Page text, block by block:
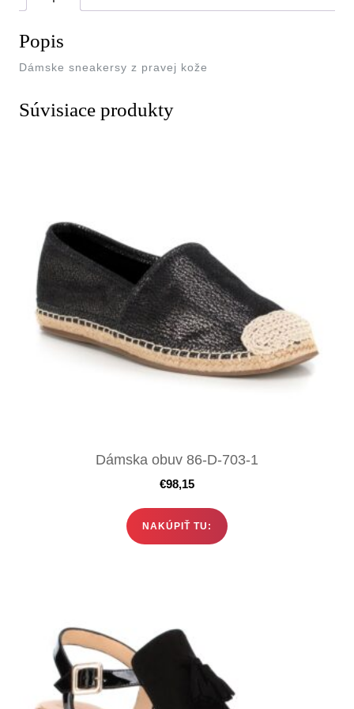
Popis
Dámske sneakersy z pravej kože
Súvisiace produkty
Dámska obuv 86-D-703-1
€98,15
NAKÚPIŤ TU: